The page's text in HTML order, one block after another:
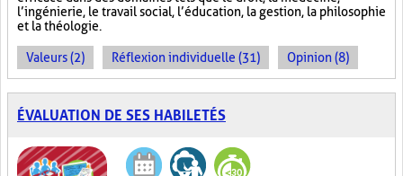
l’ingénierie, le travail social, l’éducation, la gestion, la philosophie
et la théologie.
Valeurs (2) Réflexion individuelle (31) Opinion (8)
ÉVALUATION DE SES HABILETÉS